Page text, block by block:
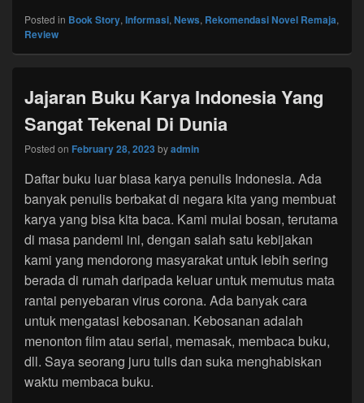
Posted in Book Story, Informasi, News, Rekomendasi Novel Remaja,
Review
Jajaran Buku Karya Indonesia Yang
Sangat Tekenal Di Dunia
Posted on February 28, 2023 byadmin
Daftar buku luar biasa karya penulis Indonesia. Ada
banyak penulis berbakat di negara kita yang membuat
karya yang bisa kita baca. Kami mulai bosan, terutama
di masa pandemi ini, dengan salah satu kebijakan
kami yang mendorong masyarakat untuk lebih sering
berada di rumah daripada keluar untuk memutus mata
rantai penyebaran virus corona. Ada banyak cara
untuk mengatasi kebosanan. Kebosanan adalah
menonton film atau serial, memasak, membaca buku,
dll. Saya seorang juru tulis dan suka menghabiskan
waktu membaca buku.